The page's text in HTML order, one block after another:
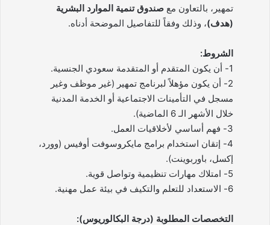
تمهير، بالتعاون مع صندوق تنمية الموارد البشرية
(هدف)، وذلك وفقاً للتفاصيل الموضحة أدناه.
الشروط:
1- أن يكون المتقدم أو المتقدمة سعودي الجنسية.
2- أن يكون مؤهلاً لبرنامج تمهير (غير موظف وغير
مسجل في التأمينات الاجتماعية أو الخدمة المدنية
خلال الأشهر الـ 6 الماضية).
3- فهم أساسي لأخلاقيات العمل.
4- إتقان استخدام برامج مايكروسوفت أوفيس (وورد،
إكسل، باوربوينت).
5- امتلاك مهارات تنظيمية وتواصل قوية.
6- الاستعداد للتعلم والتكيف في بيئة عمل مهنية.
التخصصات المطلوبة (درجة البكالوريوس):